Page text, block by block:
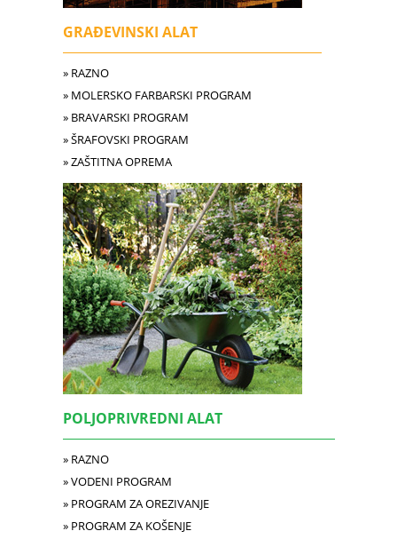
GRAĐEVINSKI ALAT
» RAZNO
» MOLERSKO FARBARSKI PROGRAM
» BRAVARSKI PROGRAM
» ŠRAFOVSKI PROGRAM
» ZAŠTITNA OPREMA
POLJOPRIVREDNI ALAT
» RAZNO
» VODENI PROGRAM
» PROGRAM ZA OREZIVANJE
» PROGRAM ZA KOŠENJE